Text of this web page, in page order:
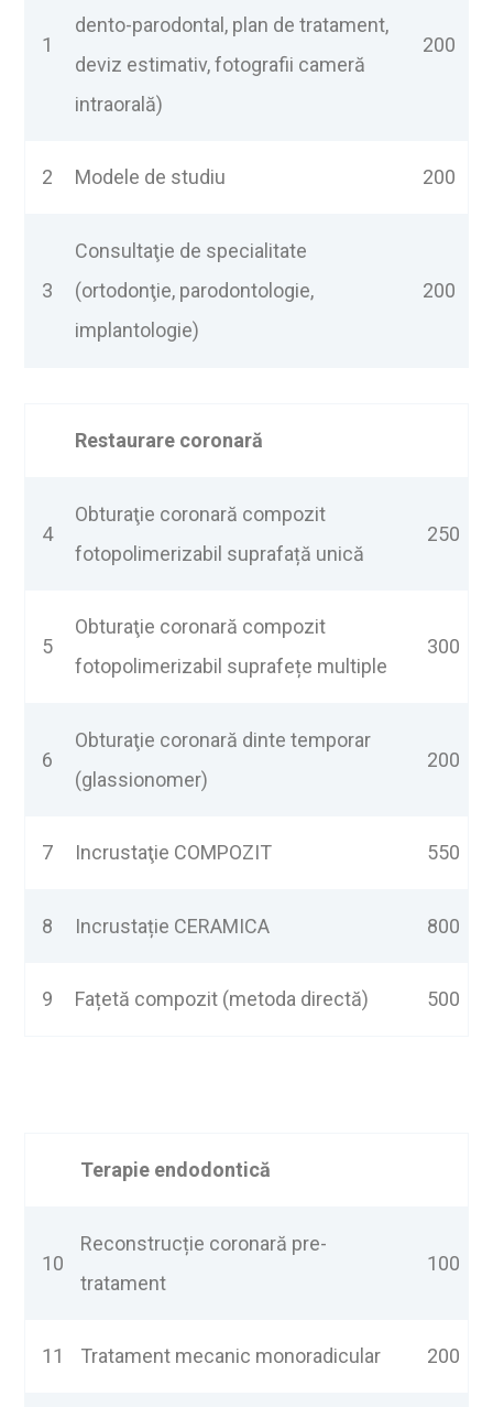
1
dento-parodontal, plan de tratament,
deviz estimativ, fotografii cameră
intraorală)
200
2 Modele de studiu 200
3
Consultaţie de specialitate
(ortodonţie, parodontologie,
implantologie)
200
Restaurare coronară
4
Obturaţie coronară compozit
fotopolimerizabil suprafață unică
250
5
Obturaţie coronară compozit
fotopolimerizabil suprafețe multiple
300
6
Obturaţie coronară dinte temporar
(glassionomer)
200
7 Incrustaţie COMPOZIT 550
8 Incrustație CERAMICA 800
9 Fațetă compozit (metoda directă) 500
Terapie endodontică
10
Reconstrucție coronară pre-
tratament
100
11 Tratament mecanic monoradicular 200